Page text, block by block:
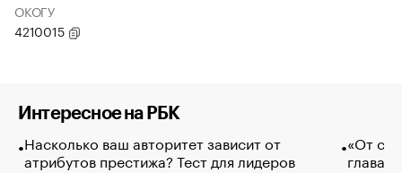
ОКОГУ
4210015
Интересное на РБК
Насколько ваш авторитет зависит от
атрибутов престижа? Тест для лидеров
«От
глава